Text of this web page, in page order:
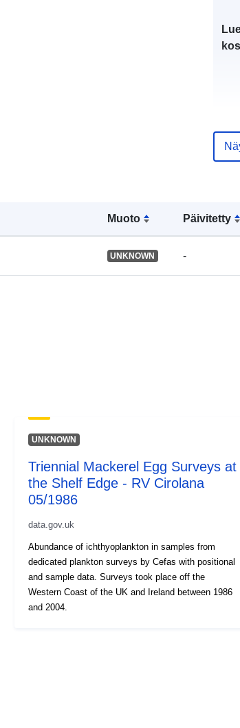
Muoto Päivitetty
UNKNOWN -
UNKNOWN
Triennial Mackerel Egg Surveys at
the Shelf Edge - RV Cirolana
05/1986
data.gov.uk
Abundance of ichthyoplankton in samples from
dedicated plankton surveys by Cefas with positional
and sample data. Surveys took place off the
Western Coast of the UK and Ireland between 1986
and 2004.